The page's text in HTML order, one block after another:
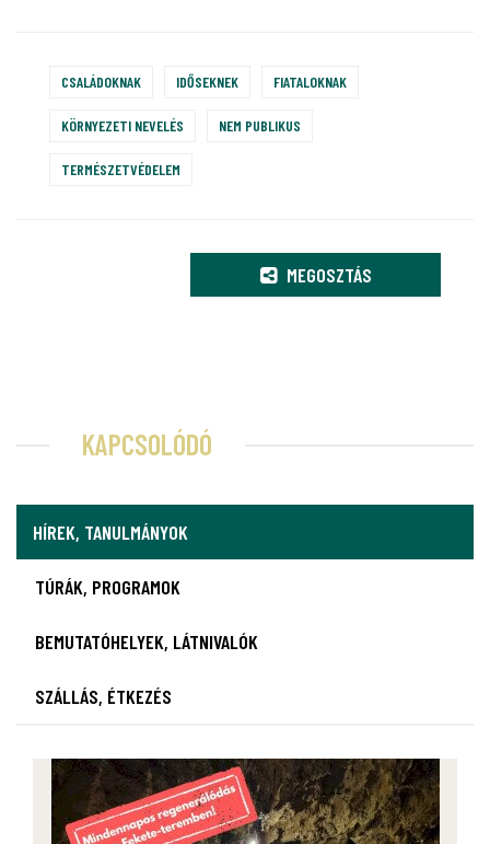
CSALÁDOKNAK IDŐSEKNEK FIATALOKNAK
KÖRNYEZETI NEVELÉS NEM PUBLIKUS
TERMÉSZETVÉDELEM
MEGOSZTÁS
KAPCSOLÓDÓ
HÍREK, TANULMÁNYOK
TÚRÁK, PROGRAMOK
BEMUTATÓHELYEK, LÁTNIVALÓK
SZÁLLÁS, ÉTKEZÉS